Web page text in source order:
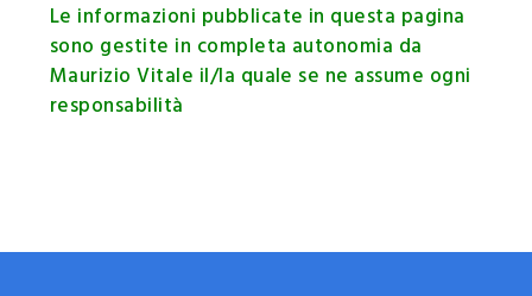
Le informazioni pubblicate in questa pagina
sono gestite in completa autonomia da
Maurizio Vitale il/la quale se ne assume ogni
responsabilità